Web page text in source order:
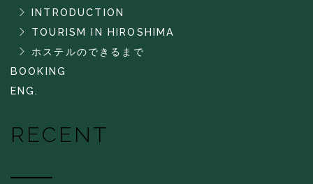
INTRODUCTION
TOURISM IN HIROSHIMA
ホステルのできるまで
BOOKING
ENG.
RECENT